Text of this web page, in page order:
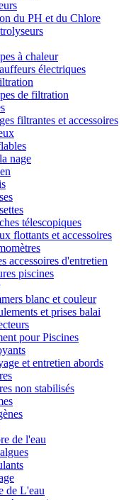
du PH et du Chlore
à chaleur
électriques
de filtration
filtrantes et accessoires
nage
télescopiques
flottants et accessoires
accessoires d'entretien
piscines
blanc et couleur
et prises balai
pour Piscines
et entretien abords
non stabilisés
de l'eau
de L'eau